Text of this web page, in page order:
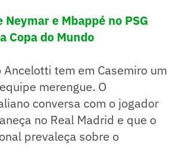
Neymar e Mbappé no PSG
Copa do Mundo
Ancelotti tem em Casemiro um
merengue. O
conversa com o jogador
no Real Madrid e que o
prevaleça sobre o